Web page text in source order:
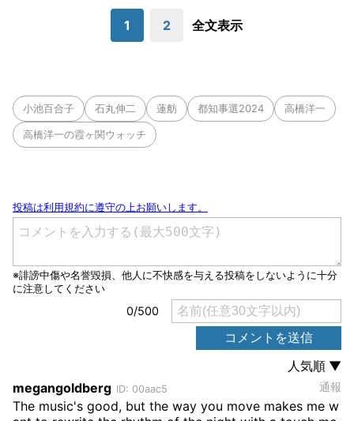
1 2 全文表示
小池百合子 石丸伸二 蓮舫 都知事選2024 高橋洋一
高橋洋一の霞ヶ関ウォッチ